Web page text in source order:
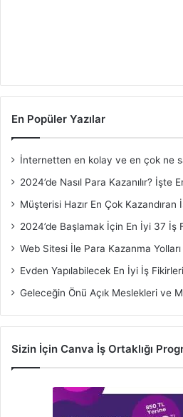
En Popüler Yazılar
İnternetten en kolay ve en çok ne
2024’de Nasıl Para Kazanılır? İşte
Müşterisi Hazır En Çok Kazandıran
2024’de Başlamak İçin En İyi 37 İş
Web Sitesi İle Para Kazanma Yolları
Evden Yapılabilecek En İyi İş Fikirleri
Geleceğin Önü Açık Meslekleri ve
Sizin İçin Canva İş Ortaklığı